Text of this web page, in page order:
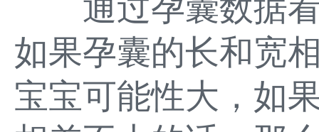
通过孕囊数据看
如果孕囊的长和宽
宝宝可能性大，如